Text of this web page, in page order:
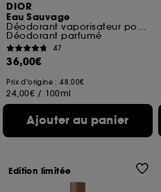
DIOR
Eau Sauvage
Déodorant vaporisateur pour homme
Déodorant parfumé
47
36,00€
Prix d'origine : 48,00€
24,00€ / 100ml
Ajouter au panier
Edition limitée